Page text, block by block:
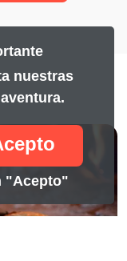
nuestras
"Acepto"